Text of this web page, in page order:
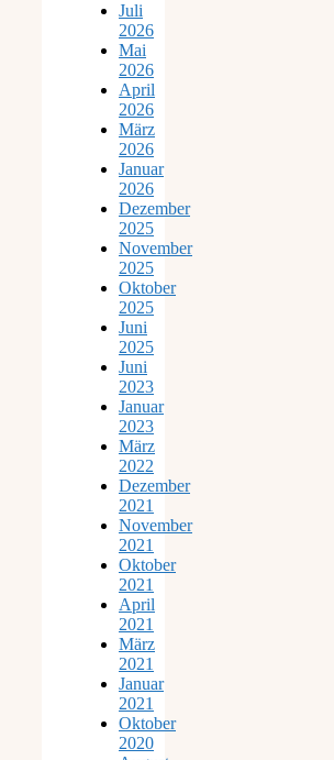
Juli
2026
Mai
2026
April
2026
März
2026
Januar
2026
Dezember
2025
November
2025
Oktober
2025
Juni
2025
Juni
2023
Januar
2023
März
2022
Dezember
2021
November
2021
Oktober
2021
April
2021
März
2021
Januar
2021
Oktober
2020